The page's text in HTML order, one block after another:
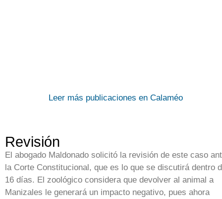
Leer más publicaciones en Calaméo
Revisión
El abogado Maldonado solicitó la revisión de este caso
la Corte Constitucional, que es lo que se discutirá dentro
16 días. El zoológico considera que devolver al animal a
Manizales le generará un impacto negativo, pues ahora